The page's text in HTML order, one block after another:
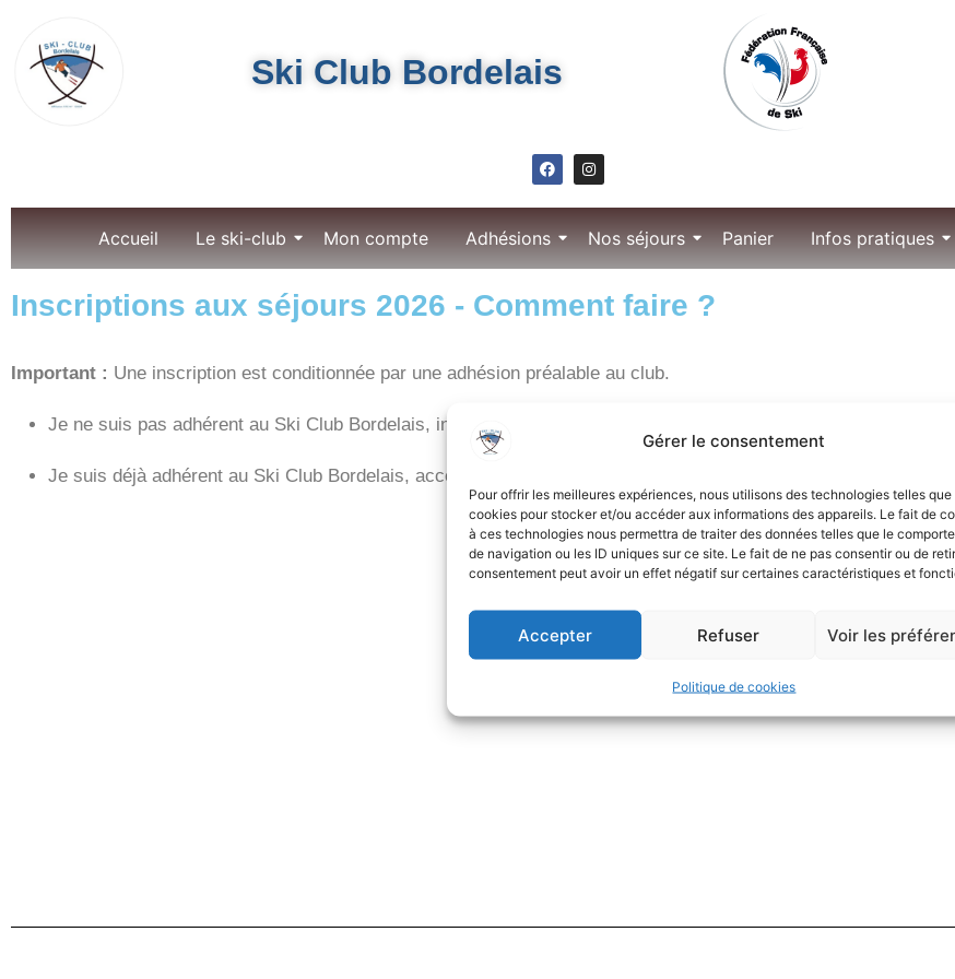
Gérer le consentement
Pour offrir les meilleures expériences, nous utilisons des technologies telles que
cookies pour stocker et/ou accéder aux informations des appareils. Le fait de
à ces technologies nous permettra de traiter des données telles que le
de navigation ou les ID uniques sur ce site. Le fait de ne pas consentir ou de
consentement peut avoir un effet négatif sur certaines caractéristiques et
Accepter Refuser Voir les
Politique de cookies
Ski Club Bordelais
Accueil Le ski-club Mon compte Adhésions Nos séjours Panier Infos pratiques
Inscriptions aux séjours 2026 - Comment faire ?
Important : Une inscription est conditionnée par une adhésion préalable au club.
Je ne suis pas adhérent au Ski Club Bordelais, inscrivez vous via en le complétant et en
Je suis déjà adhérent au Ski Club Bordelais, accédez aux séjours de votre choix et inscrivez vous via